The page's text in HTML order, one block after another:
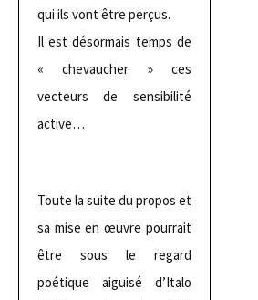
qui ils vont être perçus.
Il est désormais temps de
« chevaucher » ces
vecteurs de sensibilité
active…
Toute la suite du propos et
sa mise en œuvre pourrait
être sous le regard
poétique aiguisé d’Italo